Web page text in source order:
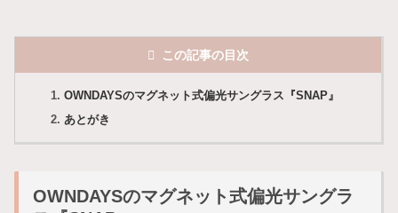
この記事の目次
OWNDAYSのマグネット式偏光サングラス『SNAP』
あとがき
OWNDAYSのマグネット式偏光サングラ